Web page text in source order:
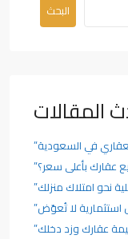
البحث
المقالات
في السعودية”
عقارك بأعلى سعر؟”
نحو امتلاك منزلك”
استثمارية لا تُعوّض”
عقارك وزد دخلك”